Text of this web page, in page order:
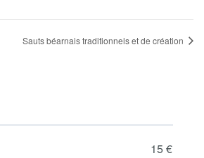
Sauts béarnais traditionnels et de création
15 €